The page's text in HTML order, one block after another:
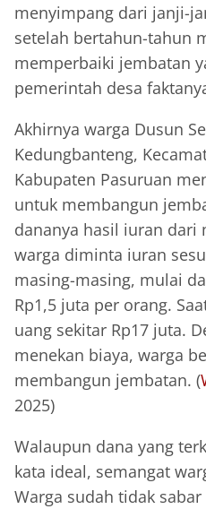
menyimpang dari janji-
setelah bertahun-tahun
memperbaiki jembatan
pemerintah desa
Akhirnya warga Dusun
Kedungbanteng,
Kabupaten Pasuruan
untuk membangun
dananya hasil iuran dari
warga diminta iuran
masing-masing, mulai
Rp1,5 juta per orang.
uang sekitar Rp17 juta.
menekan biaya, warga
membangun jembatan. (
2025)
Walaupun dana yang
kata ideal, semangat
Warga sudah tidak